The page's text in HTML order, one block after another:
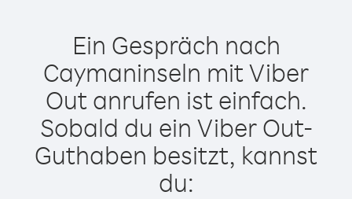
Ein Gespräch nach
Caymaninseln mit Viber
Out anrufen ist einfach.
Sobald du ein Viber Out-
Guthaben besitzt, kannst
du: